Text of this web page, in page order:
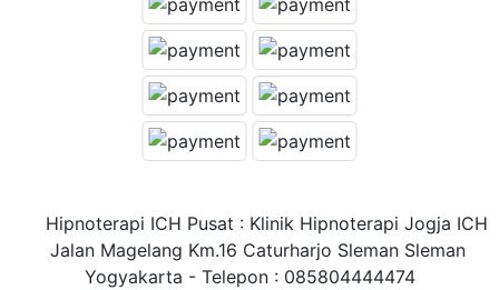
Hipnoterapi ICH Pusat : Klinik Hipnoterapi Jogja ICH
Jalan Magelang Km.16 Caturharjo Sleman Sleman
Yogyakarta - Telepon : 085804444474